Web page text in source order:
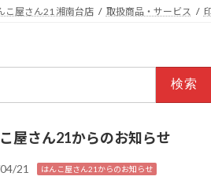
こ屋さん21 湘南台店 取扱商品・サービス
屋さん21からのお知らせ
21 はんこ屋さん21からのお知らせ